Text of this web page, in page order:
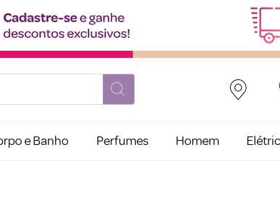
e Banho Perfumes Homem